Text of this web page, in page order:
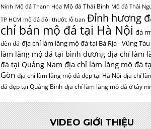
Ninh Mộ đá Thanh Hóa Mộ đá Thái Bình Mộ đá Thái
TP HCM mộ đá đôi thước lỗ ban Đỉnh hương
chỉ bán mộ đá tại Hà Nội đá
đèn đá địa chỉ làm lăng mộ đá tại Bà Rịa - Vũng Tàu
làm lăng mộ đá tại bình dương địa chỉ làm
đá tại Quảng Nam địa chỉ làm lăng mộ đá
Gòn địa chỉ làm lăng mộ đá đẹp tại Hà Nội địa chỉ
đá đẹp tại Quảng Bình địa chỉ làm lăng mộ đá ở tây
VIDEO GIỚI THIỆU